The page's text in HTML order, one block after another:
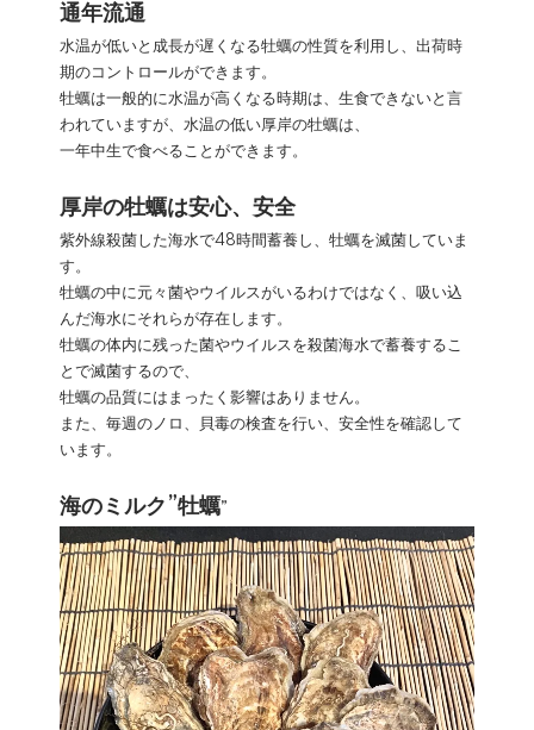
通年流通
水温が低いと成長が遅くなる牡蠣の性質を利用し、出荷時
期のコントロールができます。
牡蠣は一般的に水温が高くなる時期は、生食できないと言
われていますが、水温の低い厚岸の牡蠣は、
一年中生で食べることができます。
厚岸の牡蠣は安心、安全
紫外線殺菌した海水で48時間蓄養し、牡蠣を滅菌していま
す。
牡蠣の中に元々菌やウイルスがいるわけではなく、吸い込
んだ海水にそれらが存在します。
牡蠣の体内に残った菌やウイルスを殺菌海水で蓄養するこ
とで滅菌するので、
牡蠣の品質にはまったく影響はありません。
また、毎週のノロ、貝毒の検査を行い、安全性を確認して
います。
海のミルク”牡蠣”